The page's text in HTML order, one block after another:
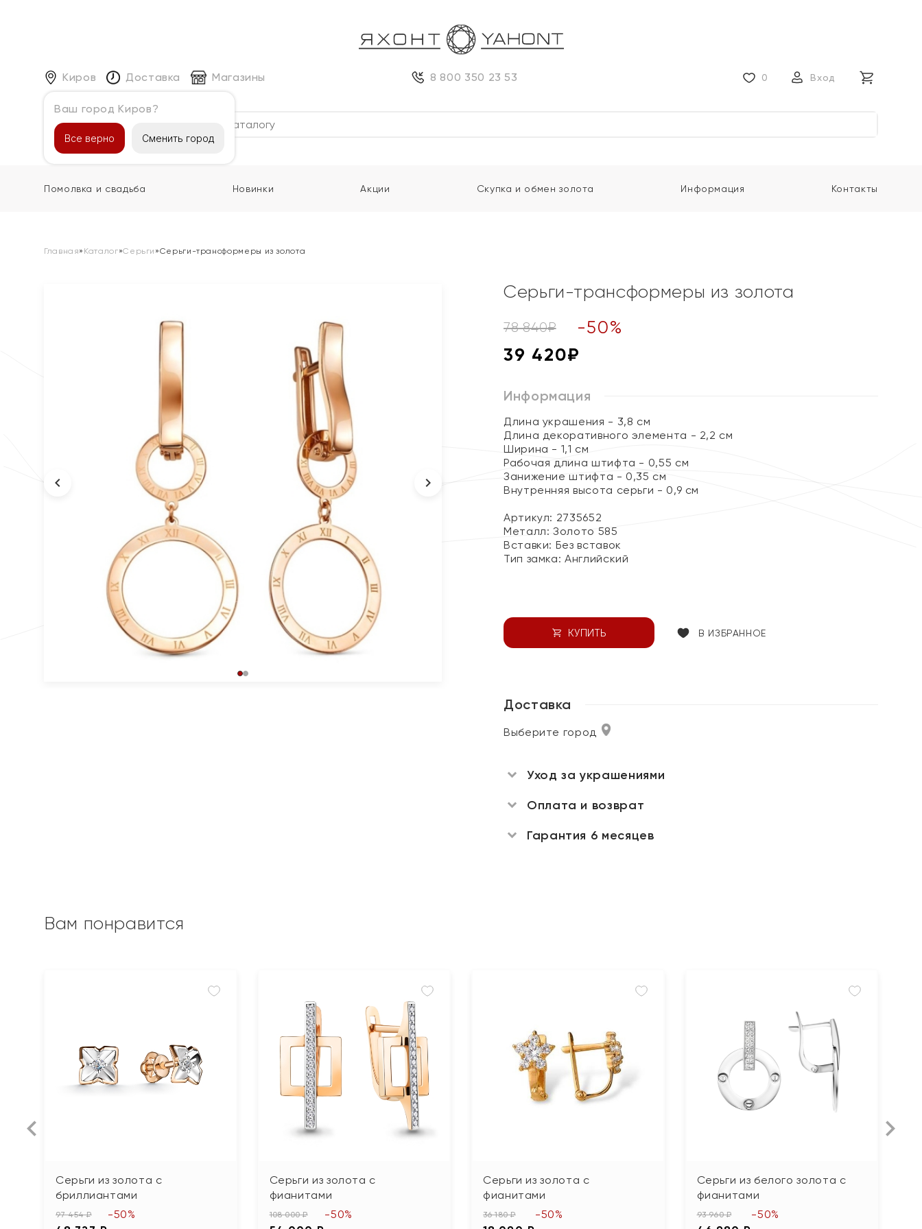
Киров
Ваш город Киров?
Все верно Сменить город
Доставка Магазины 8 800 350 23 53 0 Вход
Каталог
Помолвка и свадьба Новинки Акции Скупка и обмен золота Информация Контакты
Главная» Каталог»Серьги »Серьги-трансформеры из золота
Серьги-трансформеры из золота
78 840₽ -50%
39 420₽
Информация
Длина украшения - 3,8 см
Длина декоративного элемента - 2,2 см
Ширина - 1,1 см
Рабочая длина штифта - 0,55 см
Занижение штифта - 0,35 см
Внутренняя высота серьги - 0,9 см
Артикул: 2735652
Металл:Золото 585
Вставки: Без вставок
Тип замка:Английский
КУПИТЬ В ИЗБРАННОЕ
Доставка
Выберите город
Уход за украшениями
Оплата и возврат
Гарантия 6 месяцев
Вам понравится
Серьги из золота с
бриллиантами
97 454 ₽ -50%
Серьги из золота с
фианитами
108 000 ₽ -50%
Серьги из золота с
фианитами
36 180 ₽ -50%
Серьги из белого золота с
фианитами
93 960 ₽ -50%